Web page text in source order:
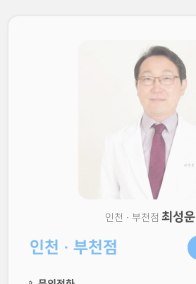
인천 · 부천점최성운
인천 · 부천점